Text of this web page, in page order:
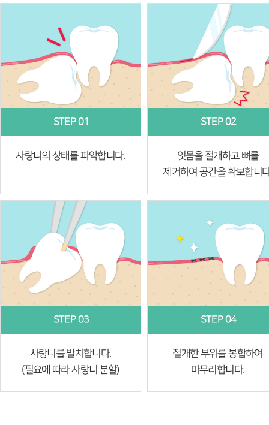
STEP 01
사랑니의 상태를 파악합니다.
STEP 02
잇몸을 절개하고 뼈를
제거하여 공간을 확보합니
STEP 03
사랑니를 발치합니다.
(필요에 따라 사랑니 분할)
STEP 04
절개한 부위를 봉합하여
마무리합니다.